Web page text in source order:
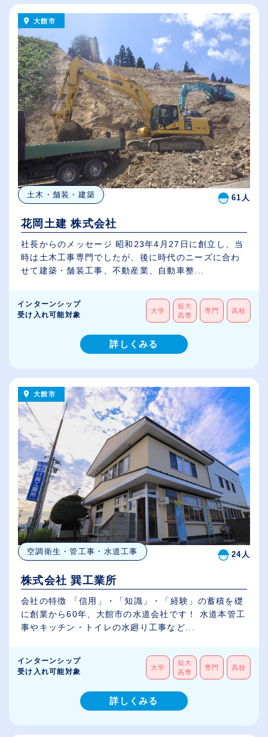
（⾼卒の給与を基準）
従業員が多い順
休日数が多い順
大館市
土木・舗装・建築 61人
花岡土建 株式会社
社長からのメッセージ 昭和23年4月27日に創立し、当
時は土木工事専門でしたが、後に時代のニーズに合わ
せて建築・舗装工事、不動産業、自動車整...
インターンシップ
受け入れ可能対象
大学
短大
高専
専門 高校
詳しくみる
大館市
空調衛生・管工事・水道工事 24人
株式会社 巽工業所
会社の特徴 「信用」・「知識」・「経験」の蓄積を礎
に創業から60年、大館市の水道会社です！ 水道本管工
事やキッチン・トイレの水廻り工事など...
インターンシップ
受け入れ可能対象
大学
短大
高専
専門 高校
詳しくみる